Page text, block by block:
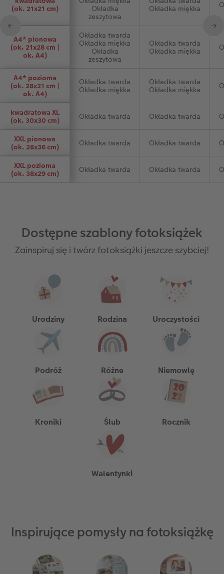
←
(ok. 21x21 cm)
Okładka
zeszytowa
Okładka miękka
A4* pionowa
(ok. 21x28 cm |
ok. A4)
Okładka twarda
Okładka miękka
Okładka
zeszytowa
Okładka twarda
Okładka miękka
A4* pozioma
(ok. 28x21 cm |
ok. A4)
Okładka twarda
Okładka miękka
Okładka twarda
Okładka miękka
kwadratowa XL
(ok. 30x30 cm)
Okładka twarda Okładka twarda
XXL pionowa
(ok. 28x36 cm)
Okładka twarda Okładka twarda
XXL pozioma
(ok. 38x29 cm)
Okładka twarda Okładka twarda
→
Dostępne szablony fotoksiążek
Zainspiruj się i twórz fotoksiążki jeszcze szybciej!
Urodziny Rodzina Uroczystości
Podróż Różne Niemowlę
Kroniki Ślub Rocznik
Walentynki
Inspirujące pomysły na fotoksiążkę